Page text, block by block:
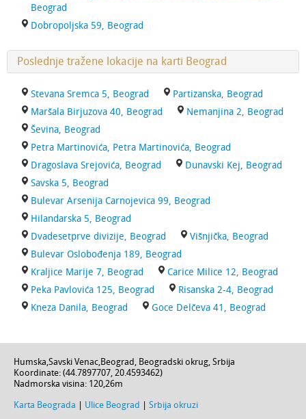
Beograd
Dobropoljska 59, Beograd
Poslednje tražene lokacije na karti Beograd
Stevana Sremca 5, Beograd
Partizanska, Beograd
Maršala Birjuzova 40, Beograd
Nemanjina 2, Beograd
Ševina, Beograd
Petra Martinovića, Petra Martinovića, Beograd
Dragoslava Srejovića, Beograd
Dunavski Kej, Beograd
Savska 5, Beograd
Bulevar Arsenija Carnojevica 99, Beograd
Hilandarska 5, Beograd
Dvadesetprve divizije, Beograd
Višnjička, Beograd
Bulevar Oslobođenja 189, Beograd
Kraljice Marije 7, Beograd
Carice Milice 12, Beograd
Peka Pavlovića 125, Beograd
Risanska 2-4, Beograd
Kneza Danila, Beograd
Goce Delčeva 41, Beograd
Humska,Savski Venac,Beograd, Beogradski okrug, Srbija
Koordinate: (44.7897707, 20.4593462)
Nadmorska visina: 120,26m
Karta Beograda Ulice Beograd
Srbija okruzi